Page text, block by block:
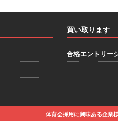
≪ 27卒 ｜ ES・適性
年間休日127日・完全週休2日制 ｜ 創業
[ 2026年5月10日 ]
≪ 27卒 ≫ 大手医薬
料を提供する老舗メーカー ｜ 業界トッ
体育会積極採用企業
買い取ります
合格エントリー
体育会採用に興味ある企業